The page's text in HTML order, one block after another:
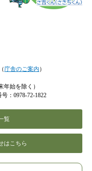
庁舎のご案内 ）
年始を除く）
：0978-72-1822
覧
はこちら